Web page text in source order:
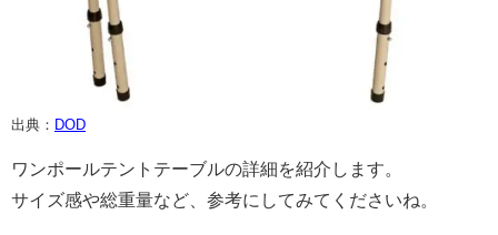
出典： DOD
ワンポールテントテーブルの詳細を紹介します。
サイズ感や総重量など、参考にしてみてくださいね。